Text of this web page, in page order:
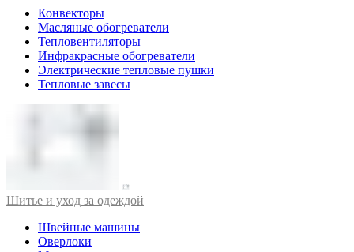
Конвекторы
Масляные обогреватели
Тепловентиляторы
Инфракрасные обогреватели
Электрические тепловые пушки
Тепловые завесы
Шитье и уход за одеждой
Швейные машины
Оверлоки